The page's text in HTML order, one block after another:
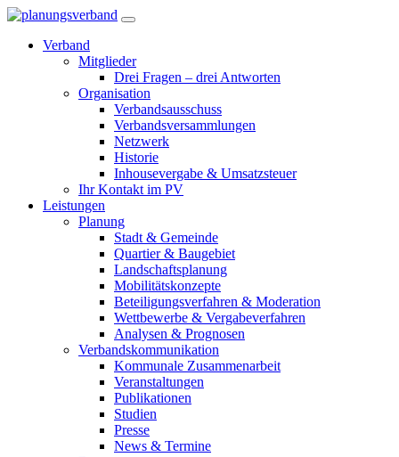
Verband
Mitglieder
Drei Fragen – drei Antworten
Organisation
Verbandsausschuss
Verbandsversammlungen
Netzwerk
Historie
Inhousevergabe & Umsatzsteuer
Ihr Kontakt im PV
Leistungen
Planung
Stadt & Gemeinde
Quartier & Baugebiet
Landschaftsplanung
Mobilitätskonzepte
Beteiligungsverfahren & Moderation
Wettbewerbe & Vergabeverfahren
Analysen & Prognosen
Verbandskommunikation
Kommunale Zusammenarbeit
Veranstaltungen
Publikationen
Studien
Presse
News & Termine